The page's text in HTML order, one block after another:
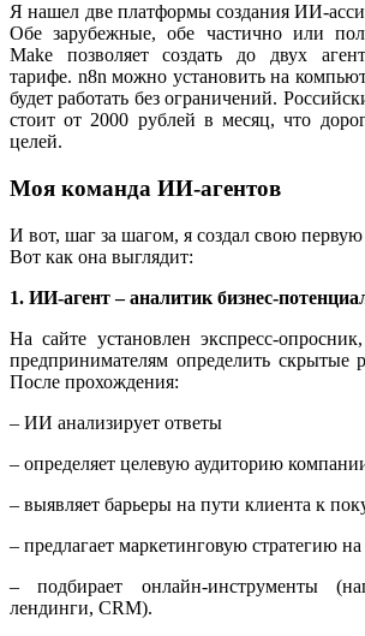
Я нашел две платформы создания ИИ-
Обе зарубежные, обе частично или
Make позволяет создать до двух
тарифе. n8n можно установить на
будет работать без ограничений.
стоит от 2000 рублей в месяц, что
целей.
Моя команда ИИ-агентов
И вот, шаг за шагом, я создал свою
Вот как она выглядит:
1. ИИ-агент – аналитик бизнес-
На сайте установлен экспресс-
предпринимателям определить скрытые
После прохождения:
– ИИ анализирует ответы
– определяет целевую аудиторию
– выявляет барьеры на пути клиента к
– предлагает маркетинговую стратегию
– подбирает онлайн-инструменты
лендинги, CRM).